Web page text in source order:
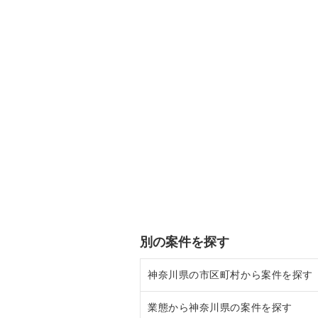
別の案件を探す
神奈川県の市区町村から案件を探す
大和市の飲食店の居抜き売却物件
業態から神奈川県の案件を探す